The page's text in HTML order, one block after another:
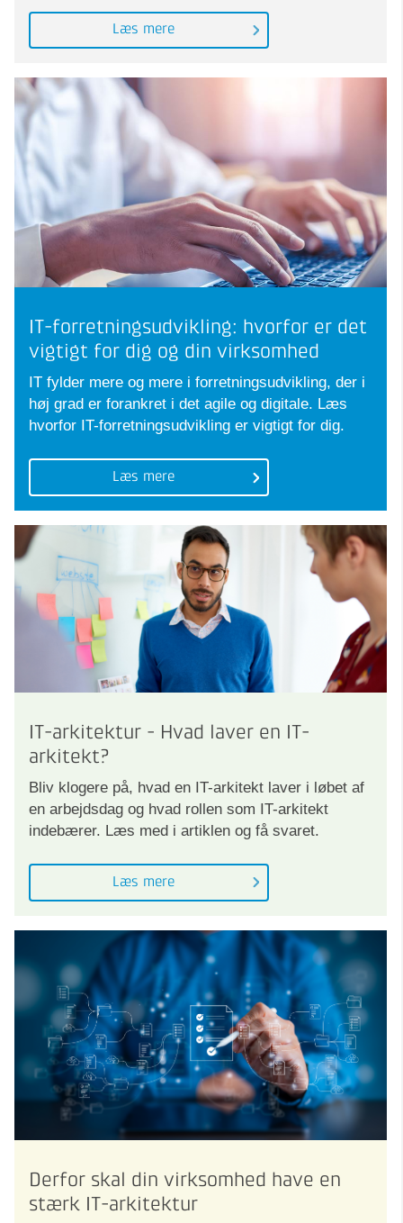
Læs mere
IT-forretningsudvikling: hvorfor er det
vigtigt for dig og din virksomhed
IT fylder mere og mere i forretningsudvikling, der i
høj grad er forankret i det agile og digitale. Læs
hvorfor IT-forretningsudvikling er vigtigt for dig.
Læs mere
IT-arkitektur - Hvad laver en IT-
arkitekt?
Bliv klogere på, hvad en IT-arkitekt laver i løbet af
en arbejdsdag og hvad rollen som IT-arkitekt
indebærer. Læs med i artiklen og få svaret.
Læs mere
Derfor skal din virksomhed have en
stærk IT-arkitektur